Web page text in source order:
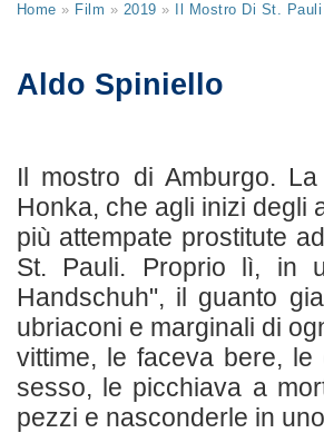
Home » Film » 2019 » Il Mostro Di St. Pauli
Aldo Spiniello
Il mostro di Amburgo.
Honka, che agli inizi degli
più attempate prostitute
St. Pauli. Proprio lì, in
Handschuh", il guanto
ubriaconi e marginali di
vittime, le faceva bere,
sesso, le picchiava a
pezzi e nasconderle in